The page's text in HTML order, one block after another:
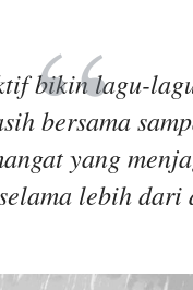
bikin lagu-
bersama
yang
lebih dari